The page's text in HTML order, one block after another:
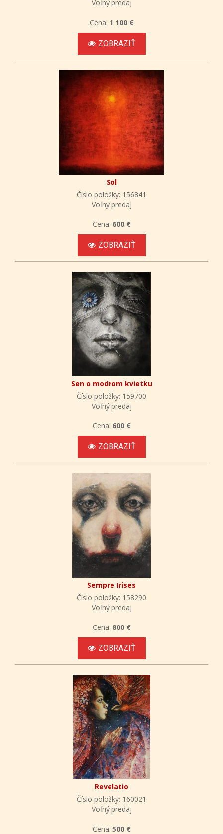
Voľný predaj
Cena: 1 100 €
ZOBRAZIŤ
Sol
Číslo položky: 156841
Voľný predaj
Cena: 600 €
ZOBRAZIŤ
Sen o modrom kvietku
Číslo položky: 159700
Voľný predaj
Cena: 600 €
ZOBRAZIŤ
Sempre Irises
Číslo položky: 158290
Voľný predaj
Cena: 800 €
ZOBRAZIŤ
Revelatio
Číslo položky: 160021
Voľný predaj
Cena: 500 €